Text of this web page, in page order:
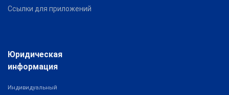
Ссылки для приложений
Юридическая
информация
Индивидуальный